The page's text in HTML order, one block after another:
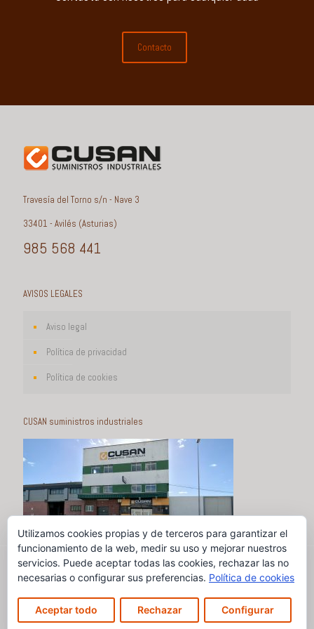
Contacto
Travesía del Torno s/n - Nave 3
33401 - Avilés (Asturias)
985 568 441
AVISOS LEGALES
Aviso legal
Política de privacidad
Política de cookies
CUSAN suministros industriales
© Cusan, suministros industriales 2020 | Diseño DIMAGEN
Utilizamos cookies propias y de terceros para garantizar el
funcionamiento de la web, medir su uso y mejorar nuestros
servicios. Puede aceptar todas las cookies, rechazar las no
necesarias o configurar sus preferencias. Política de cookies
Aceptar todo Rechazar Configurar